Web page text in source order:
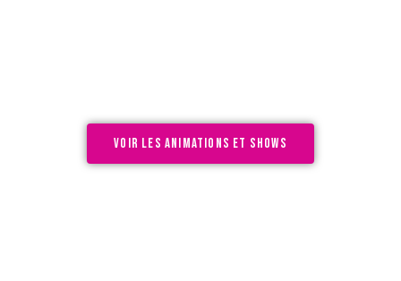
Voir les animations et shows